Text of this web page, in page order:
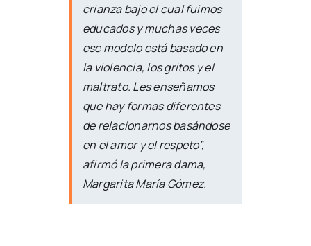
crianza bajo el cual fuimos
educados y muchas veces
ese modelo está basado en
la violencia, los gritos y el
maltrato. Les enseñamos
que hay formas diferentes
de relacionarnos basándose
en el amor y el respeto”,
afirmó la primera dama,
Margarita María Gómez.